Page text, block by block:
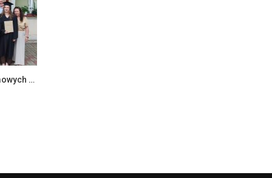
Zakończenie egzaminów dyplomowych na Wydziale Ekonomii i Zarządzania